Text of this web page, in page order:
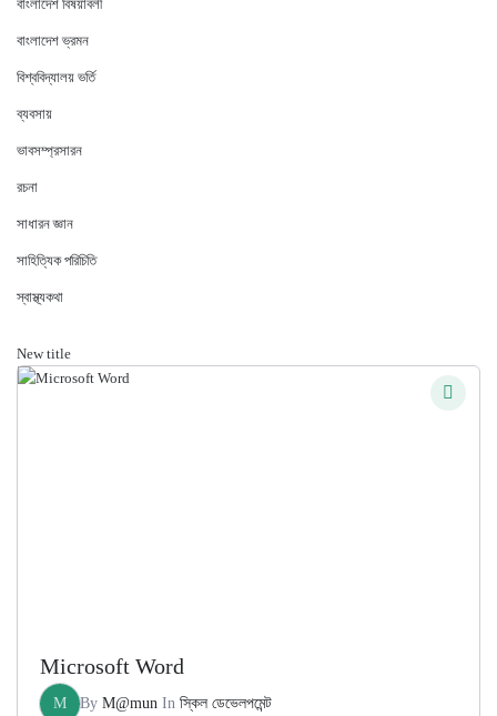
বাংলাদেশ বিষয়াবলী
বাংলাদেশ ভ্রমন
বিশ্ববিদ্যালয় ভর্তি
ব্যবসায়
ভাবসম্প্রসারন
রচনা
সাধারন জ্ঞান
সাহিত্যিক পরিচিতি
স্বাস্থ্যকথা
New title
Microsoft Word
M By M@mun In স্কিল ডেভেলপমেন্ট